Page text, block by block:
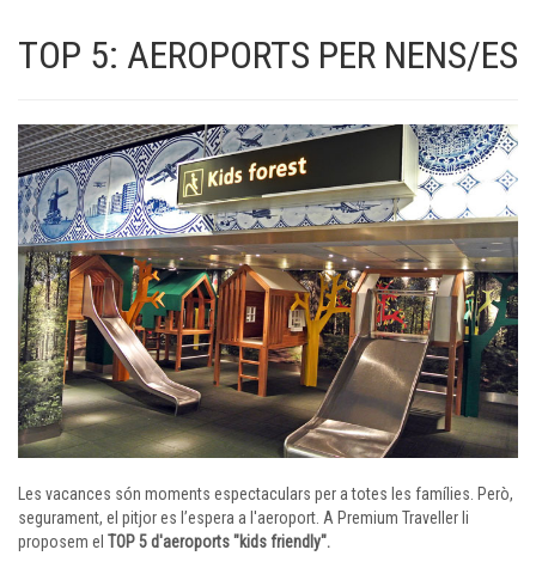
TOP 5: AEROPORTS PER NENS/ES
Les vacances són moments espectaculars per a totes les famílies. Però,
segurament, el pitjor es l’espera a l'aeroport. A Premium Traveller li
proposem el TOP 5 d'aeroports "kids friendly".